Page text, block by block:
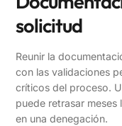
solicitud
Reunir la
con las validaciones
críticos del proceso.
puede retrasar
en una denegación.